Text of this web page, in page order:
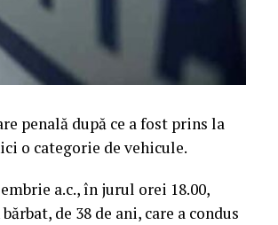
penală după ce a fost prins la
o categorie de vehicule.
a.c., în jurul orei 18.00,
de 38 de ani, care a condus